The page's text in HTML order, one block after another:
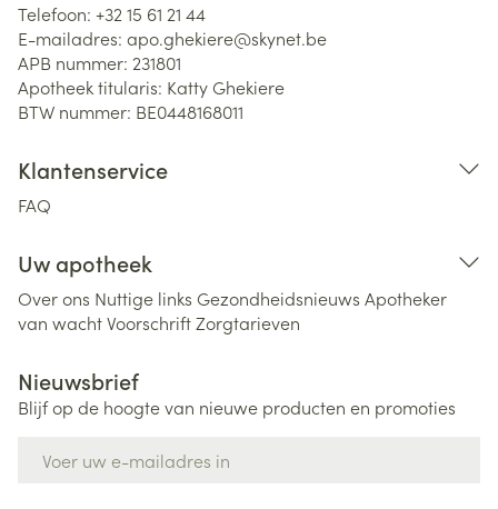
Telefoon: +32 15 61 21 44
E-mailadres: apo.ghekiere@skynet.be
APB nummer: 231801
Apotheek titularis: Katty Ghekiere
BTW nummer: BE0448168011
Klantenservice
FAQ
Uw apotheek
Over ons Nuttige links Gezondheidsnieuws Apotheker
van wachtVoorschriftZorgtarieven
Nieuwsbrief
Blijf op de hoogte van nieuwe producten en promoties